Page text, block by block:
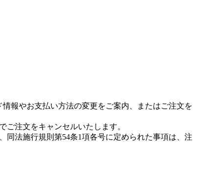
報やお支払い方法の変更をご案内、またはご注文を
注文をキャンセルいたします。
同法施行規則第54条1項各号に定められた事項は、注